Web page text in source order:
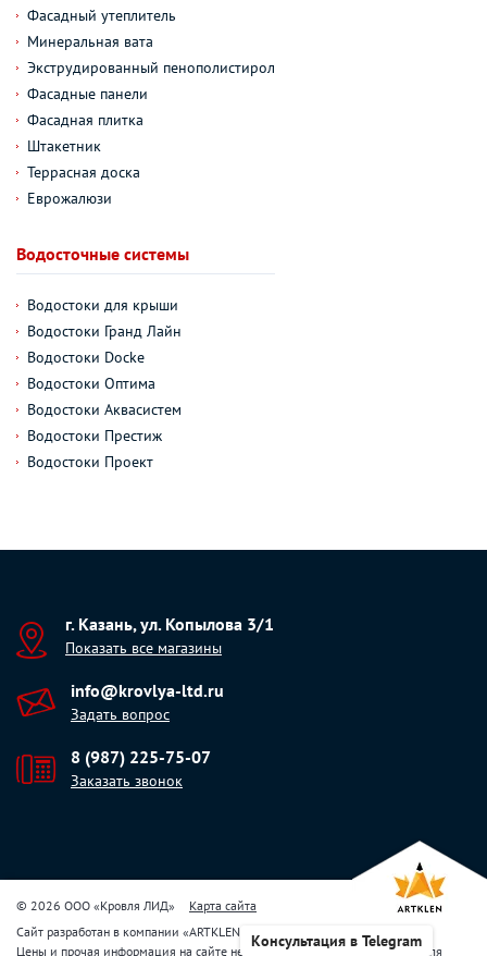
Фасадный утеплитель
Минеральная вата
Экструдированный пенополистирол
Фасадные панели
Фасадная плитка
Штакетник
Террасная доска
Еврожалюзи
Водосточные системы
Водостоки для крыши
Водостоки Гранд Лайн
Водостоки Docke
Водостоки Оптима
Водостоки Аквасистем
Водостоки Престиж
Водостоки Проект
г. Казань, ул. Копылова 3/1
Показать все магазины
info@krovlya-ltd.ru
Задать вопрос
8 (987) 225-75-07
Заказать звонок
© 2026 ООО «Кровля ЛИД»
Карта сайта
Сайт разработан в компании «ARTKLEN
Цены и прочая информация на сайте не являются публичной офертой. Для
Консультация в Telegram